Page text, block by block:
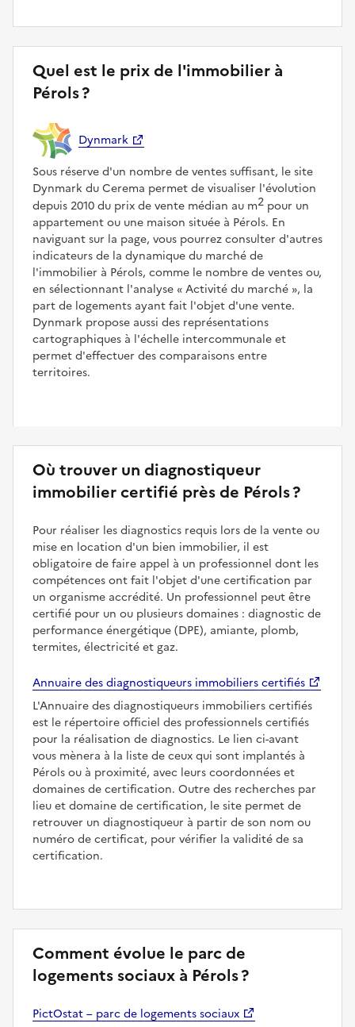
Quel est le prix de l'immobilier à
Pérols ?
Dynmark
Sous réserve d'un nombre de ventes suffisant, le site
Dynmark du Cerema permet de visualiser l'évolution
depuis 2010 du prix de vente médian au m2 pour un
appartement ou une maison située à Pérols. En
naviguant sur la page, vous pourrez consulter d'autres
indicateurs de la dynamique du marché de
l'immobilier à Pérols, comme le nombre de ventes ou,
en sélectionnant l'analyse
Activité du marché , la
part de logements ayant fait l'objet d'une vente.
Dynmark propose aussi des représentations
cartographiques à l'échelle intercommunale et
permet d'effectuer des comparaisons entre
territoires.
Où trouver un diagnostiqueur
immobilier certifié près de Pérols ?
Pour réaliser les diagnostics requis lors de la vente ou
mise en location d'un bien immobilier, il est
obligatoire de faire appel à un professionnel dont les
compétences ont fait l'objet d'une certification par
un organisme accrédité. Un professionnel peut être
certifié pour un ou plusieurs domaines : diagnostic de
performance énergétique (DPE), amiante, plomb,
termites, électricité et gaz.
Annuaire des diagnostiqueurs immobiliers certifiés
L'Annuaire des diagnostiqueurs immobiliers certifiés
est le répertoire officiel des professionnels certifiés
pour la réalisation de diagnostics. Le lien ci-avant
vous mènera à la liste de ceux qui sont implantés à
Pérols ou à proximité, avec leurs coordonnées et
domaines de certification. Outre des recherches par
lieu et domaine de certification, le site permet de
retrouver un diagnostiqueur à partir de son nom ou
numéro de certificat, pour vérifier la validité de sa
certification.
Comment évolue le parc de
logements sociaux à Pérols ?
PictOstat – parc de logements sociaux